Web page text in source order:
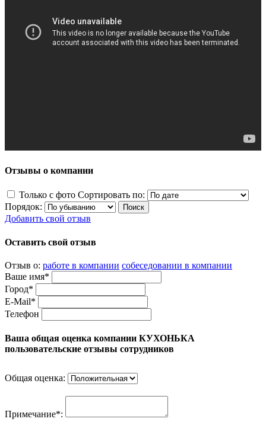
Отзывы о компании
Только с фото Сортировать по:
Порядок:
Добавить свой отзыв
Оставить свой отзыв
Отзыв о: работе в компании собеседовании в компании
Ваше имя*
Город*
E-Mail*
Телефон
Ваша общая оценка компании КУХОНЬКА
пользовательские отзывы сотрудников
Общая оценка:
Примечание*: